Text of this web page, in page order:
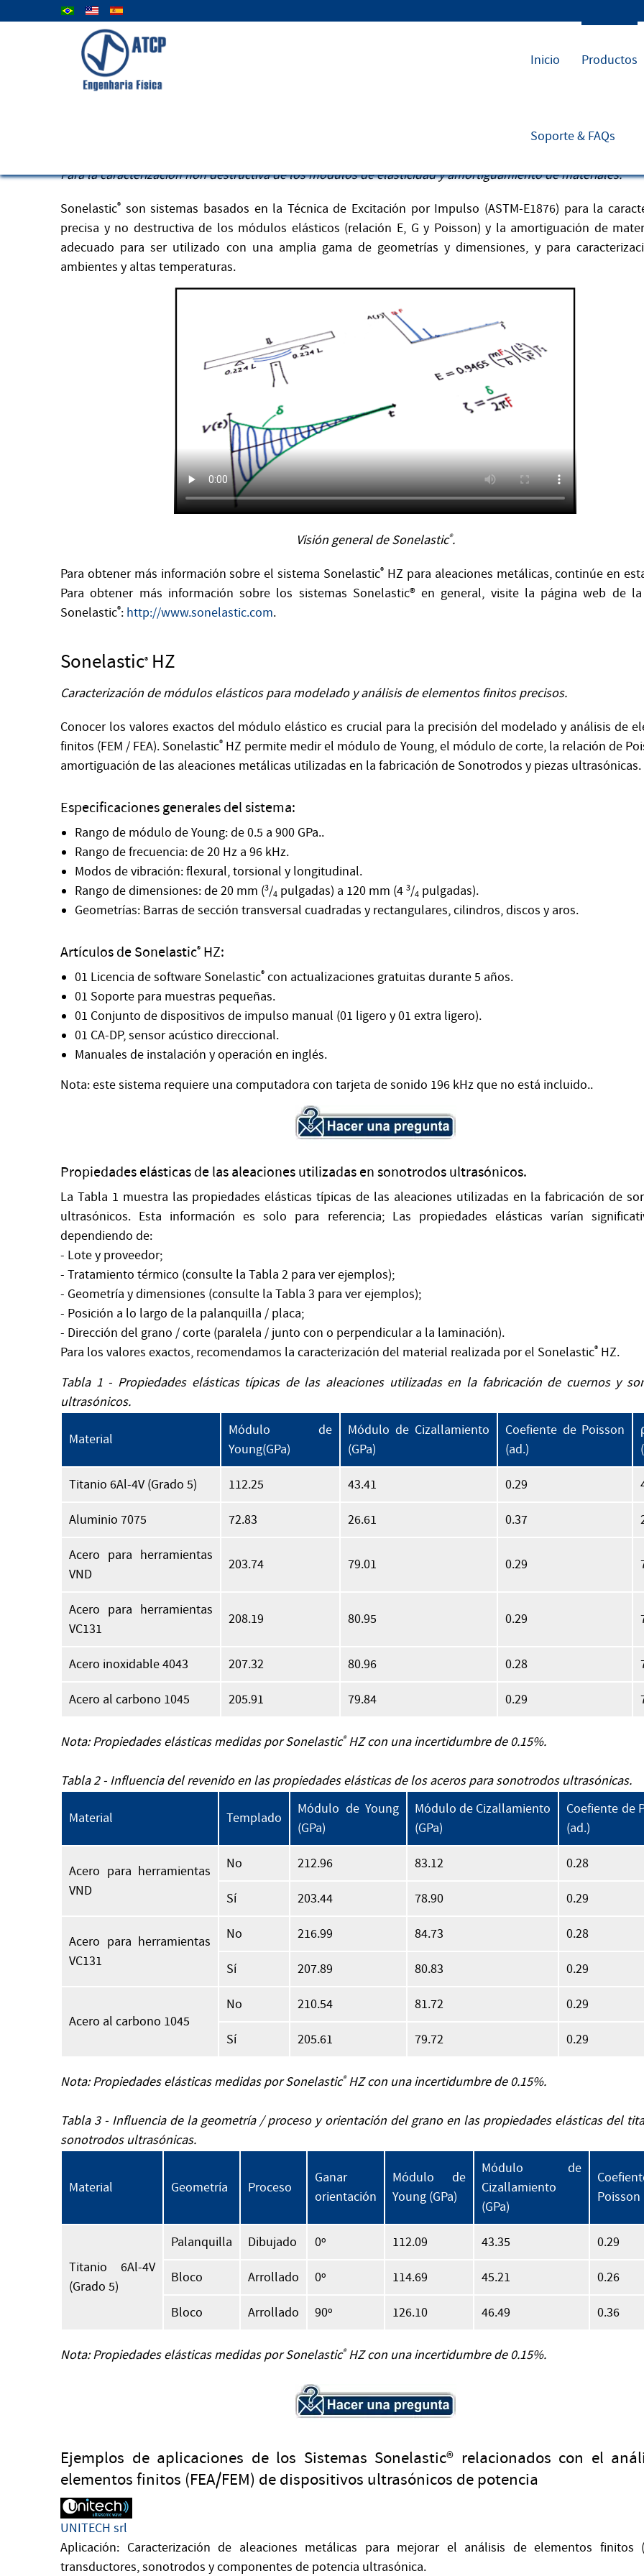
Seleccione su idioma
Inicio Productos
Soporte & FAQs
Para la caracterización non destructiva de los módulos de elasticidad y amortiguamiento de materiales.
Sonelastic® son sistemas basados en la Técnica de Excitación por Impulso (ASTM-E1876) para la
precisa y no destructiva de los módulos elásticos (relación E, G y Poisson) y la amortiguación de
adecuado para ser utilizado con una amplia gama de geometrías y dimensiones, y para
ambientes y altas temperaturas.
Visión general de Sonelastic®.
Para obtener más información sobre el sistema Sonelastic® HZ para aleaciones metálicas, continúe en
Para obtener más información sobre los sistemas Sonelastic® en general, visite la página web de la
Sonelastic®: http://www.sonelastic.com.
Sonelastic® HZ
Caracterización de módulos elásticos para modelado y análisis de elementos finitos precisos.
Conocer los valores exactos del módulo elástico es crucial para la precisión del modelado y análisis de
finitos (FEM / FEA). Sonelastic® HZ permite medir el módulo de Young, el módulo de corte, la relación de
amortiguación de las aleaciones metálicas utilizadas en la fabricación de Sonotrodos y piezas ultrasónicas.
Especificaciones generales del sistema:
Rango de módulo de Young: de 0.5 a 900 GPa..
Rango de frecuencia: de 20 Hz a 96 kHz.
Modos de vibración: flexural, torsional y longitudinal.
Rango de dimensiones: de 20 mm (3/4 pulgadas) a 120 mm (4 3/4 pulgadas).
Geometrías: Barras de sección transversal cuadradas y rectangulares, cilindros, discos y aros.
Artículos de Sonelastic® HZ:
01 Licencia de software Sonelastic® con actualizaciones gratuitas durante 5 años.
01 Soporte para muestras pequeñas.
01 Conjunto de dispositivos de impulso manual (01 ligero y 01 extra ligero).
01 CA-DP, sensor acústico direccional.
Manuales de instalación y operación en inglés.
Nota: este sistema requiere una computadora con tarjeta de sonido 196 kHz que no está incluido..
Propiedades elásticas de las aleaciones utilizadas en sonotrodos ultrasónicos.
La Tabla 1 muestra las propiedades elásticas típicas de las aleaciones utilizadas en la fabricación de
ultrasónicos. Esta información es solo para referencia; Las propiedades elásticas varían
dependiendo de:
- Lote y proveedor;
- Tratamiento térmico (consulte la Tabla 2 para ver ejemplos);
- Geometría y dimensiones (consulte la Tabla 3 para ver ejemplos);
- Posición a lo largo de la palanquilla / placa;
- Dirección del grano / corte (paralela / junto con o perpendicular a la laminación).
Para los valores exactos, recomendamos la caracterización del material realizada por el Sonelastic® HZ.
Tabla 1 - Propiedades elásticas típicas de las aleaciones utilizadas en la fabricación de cuernos y
ultrasónicos.
Material
Módulo de
Young(GPa)
Módulo de Cizallamiento
(GPa)
Coefiente de Poisson
(ad.)
Titanio 6Al-4V (Grado 5) 112.25 43.41 0.29
Aluminio 7075 72.83 26.61 0.37
Acero para herramientas
VND
203.74 79.01 0.29
Acero para herramientas
VC131
208.19 80.95 0.29
Acero inoxidable 4043 207.32 80.96 0.28
Acero al carbono 1045 205.91 79.84 0.29
Nota: Propiedades elásticas medidas por Sonelastic®HZ con una incertidumbre de 0.15%.
Tabla 2 - Influencia del revenido en las propiedades elásticas de los aceros para sonotrodos ultrasónicas.
Material Templado
Módulo de Young
(GPa)
Módulo de Cizallamiento
(GPa)
Coefiente de
(ad.)
Acero para herramientas
VND
No 212.96 83.12 0.28
Sí 203.44 78.90 0.29
Acero para herramientas
VC131
No 216.99 84.73 0.28
Sí 207.89 80.83 0.29
Acero al carbono 1045
No 210.54 81.72 0.29
Sí 205.61 79.72 0.29
Nota: Propiedades elásticas medidas por Sonelastic®HZ con una incertidumbre de 0.15%.
Tabla 3 - Influencia de la geometría / proceso y orientación del grano en las propiedades elásticas del
sonotrodos ultrasónicas.
Material Geometría Proceso
Ganar
orientación
Módulo de
Young (GPa)
Módulo de
Cizallamiento
(GPa)
Poisson
Titanio 6Al-4V
(Grado 5)
Palanquilla Dibujado 0º 112.09 43.35 0.29
Bloco Arrollado 0º 114.69 45.21 0.26
Bloco Arrollado 90º 126.10 46.49 0.36
Nota: Propiedades elásticas medidas por Sonelastic®HZ con una incertidumbre de 0.15%.
Ejemplos de aplicaciones de los Sistemas Sonelastic® relacionados con el
elementos finitos (FEA/FEM) de dispositivos ultrasónicos de potencia
UNITECH srl
Aplicación: Caracterización de aleaciones metálicas para mejorar el análisis de elementos finitos
transductores, sonotrodos y componentes de potencia ultrasónica.